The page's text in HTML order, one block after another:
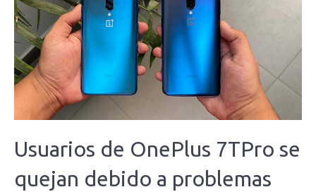
Usuarios de OnePlus 7TPro se
quejan debido a problemas